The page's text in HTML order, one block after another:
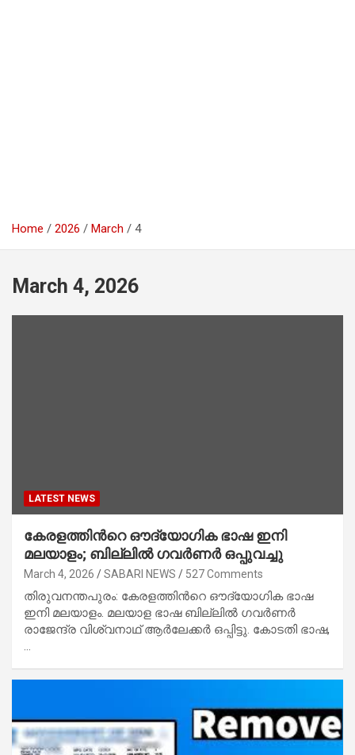
Home 2026 March 4
March 4, 2026
LATEST NEWS
കേരളത്തിന്‍റെ ഔദ്യോഗിക ഭാഷ ഇനി
മലയാളം; ബില്ലിൽ ഗവർണർ ഒപ്പുവച്ചു
March 4, 2026 SABARI NEWS 527 Comments
തിരുവനന്തപുരം: കേരളത്തിന്‍റെ ഔദ്യോഗിക ഭാഷ
ഇനി മലയാളം. മലയാള ഭാഷ ബില്ലിൽ ഗവർണർ
രാജേന്ദ്ര വിശ്വനാഥ് ആർലേക്കർ ഒപ്പിട്ടു. കോടതി ഭാഷ,
…